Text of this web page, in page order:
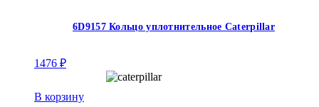
6D9157 Кольцо уплотнительное Caterpillar
1476 ₽
В корзину